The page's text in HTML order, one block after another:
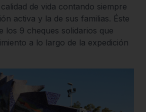
de vida contando siempre
activa y la de sus familias. Éste
los 9 cheques solidarios que
a lo largo de la expedición